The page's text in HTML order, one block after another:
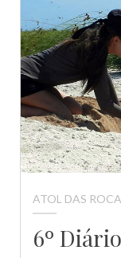
ATOL DAS
6º